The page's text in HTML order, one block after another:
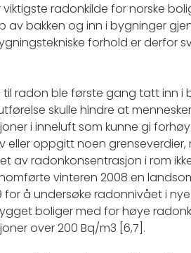
radonkilde for norske
av bakken og inn i bygninger
forhold er
radon ble første gang tatt inn i
skulle hindre at
i inneluft som kunne gi
eller oppgitt noen
av radonkonsentrasjon i rom
vinteren 2008 en
for å undersøke radonnivået i
boliger med for høye
over 200 Bq/m3 [6,7].